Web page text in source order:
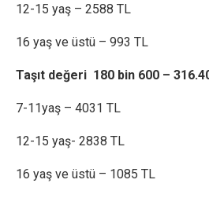
12-15 yaş – 2588 TL
16 yaş ve üstü – 993 TL
Taşıt değeri 180 bin 600 –
7-11yaş – 4031 TL
12-15 yaş- 2838 TL
16 yaş ve üstü – 1085 TL